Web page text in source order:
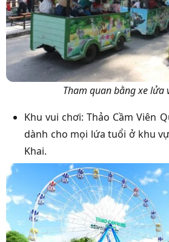
Tham quan bằng xe lửa
Khu vui chơi: Thảo Cầm Viên
dành cho mọi lứa tuổi ở khu
Khai.